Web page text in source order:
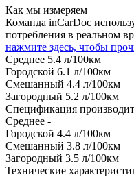
Как мы измеряем
Команда inCarDoc
потребления в реальном
нажмите здесь, чтобы
Среднее 5.4 л/100км
Городской 6.1 л/100км
Смешанный 4.4 л/100км
Загородный 5.2 л/100км
Спецификация
Среднее -
Городской 4.4 л/100км
Смешанный 3.8 л/100км
Загородный 3.5 л/100км
Технические